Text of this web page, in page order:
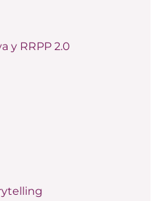
y RRPP 2.0